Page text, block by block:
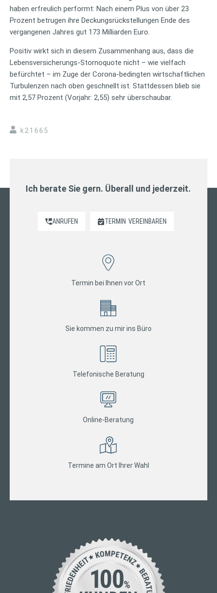
haben erfreulich performt: Nach einem Plus von über 23
Prozent betrugen ihre Deckungsrückstellungen Ende des
vergangenen Jahres gut 173 Milliarden Euro.
Positiv wirkt sich in diesem Zusammenhang aus, dass die
Lebensversicherungs-Stornoquote nicht – wie vielfach
befürchtet – im Zuge der Corona-bedingten wirtschaftlichen
Turbulenzen nach oben geschnellt ist. Stattdessen blieb sie
mit 2,57 Prozent (Vorjahr: 2,55) sehr überschaubar.
k21665
Ich berate Sie gern. Überall und jederzeit.
ANRUFEN TERMIN VEREINBAREN
Termin bei Ihnen vor Ort
Sie kommen zu mir ins Büro
Telefonische Beratung
Online-Beratung
Termine am Ort Ihrer Wahl